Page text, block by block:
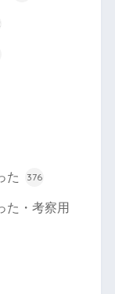
た 376
た・考察用